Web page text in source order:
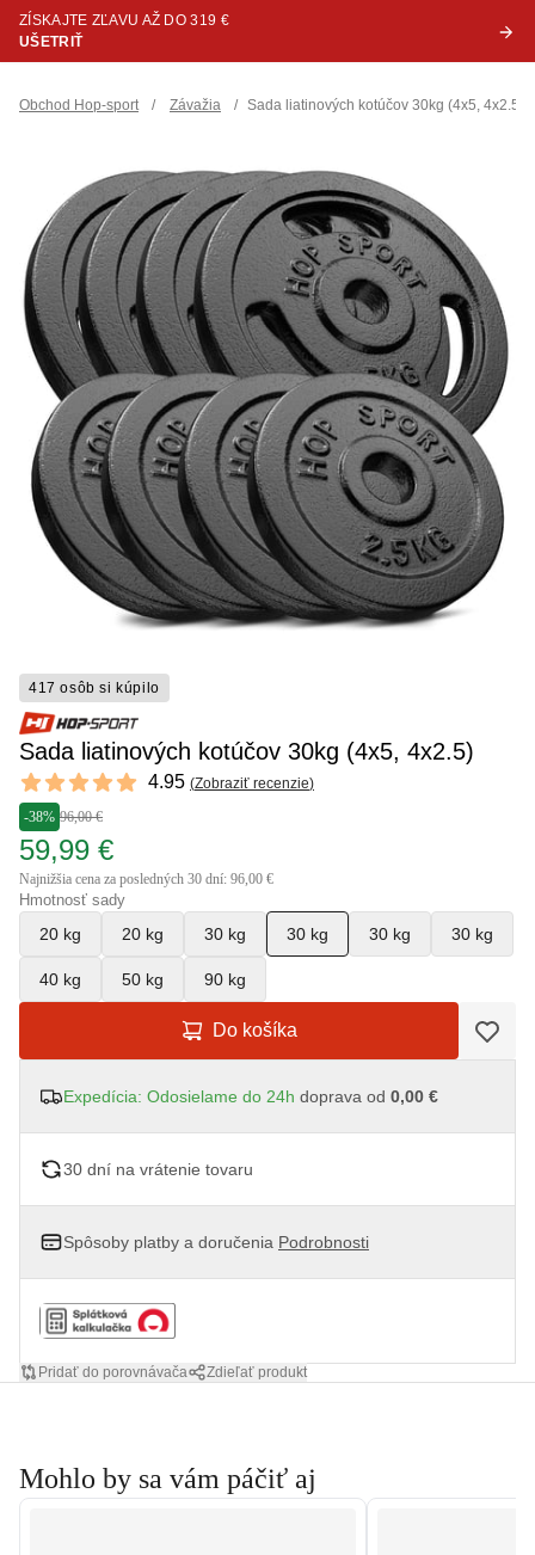
ZÍSKAJTE ZĽAVU AŽ DO 319 €
UŠETRIŤ
Obchod Hop-sport / Závažia / Sada liatinových kotúčov 30kg (4x5, 4x2.5)
417 osôb si kúpilo
Sada liatinových kotúčov 30kg (4x5, 4x2.5)
Reviews
4.95 out of 5 stars 4.95 (Zobraziť recenzie)
-38% 96,00 €
59,99 €
Najnižšia cena za posledných 30 dní: 96,00 €
Hmotnosť sady
20 kg 20 kg 30 kg 30 kg 30 kg 30 kg
40 kg 50 kg 90 kg
Do košíka
Expedícia: Odosielame do 24h doprava od 0,00 €
30 dní na vrátenie tovaru
Spôsoby platby a doručenia Podrobnosti
Pridať do porovnávača Zdieľať produkt
Mohlo by sa vám páčiť aj